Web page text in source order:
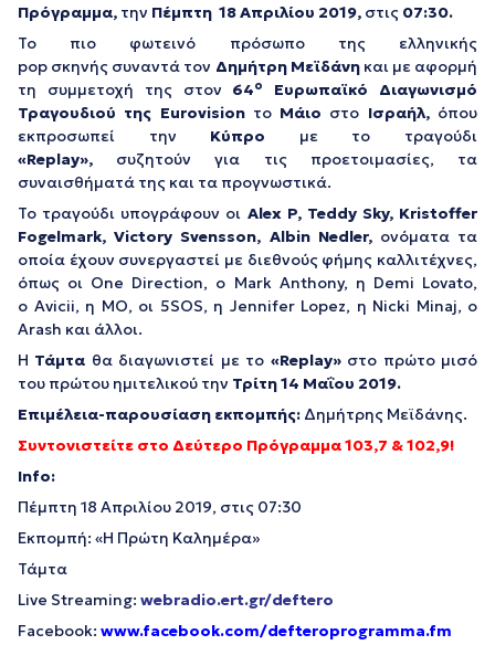
Πρόγραμμα, την Πέμπτη 18 Απριλίου 2019, στις 07:30.
Το πιο φωτεινό πρόσωπο της ελληνικής
pop σκηνής συναντά τον Δημήτρη Μεϊδάνηκαι με αφορμή
τη συμμετοχή της στον 64ο
Ευρωπαϊκό Διαγωνισμό
Τραγουδιού της Eurovisionτο Μάιο στο Ισραήλ,όπου
εκπροσωπεί την Κύπρο με το τραγούδι
«Replay», συζητούν για τις προετοιμασίες, τα
συναισθήματά της και τα προγνωστικά.
Το τραγούδι υπογράφουν οι Alex P, Teddy Sky, Kristoffer
Fogelmark, Victory Svensson, Albin Nedler,ονόματα τα
οποία έχουν συνεργαστεί με διεθνούς φήμης καλλιτέχνες,
όπως οι One Direction, ο Mark Anthony, η Demi Lovato,
ο Avicii, η ΜΟ, οι 5SOS, η Jennifer Lopez, η Nicki Minaj, ο
Arash και άλλοι.
Η Τάμτα θα διαγωνιστεί με το «Replay» στο πρώτο μισό
του πρώτου ημιτελικού την Τρίτη 14 Μαΐου 2019.
Επιμέλεια-παρουσίαση εκπομπής: Δημήτρης Μεϊδάνης.
Συντονιστείτε στο Δεύτερο Πρόγραμμα 103,7 & 102,9!
Info:
Πέμπτη 18 Απριλίου 2019, στις 07:30
Εκπομπή: «Η Πρώτη Καλημέρα»
Τάμτα
Live Streaming: webradio.ert.gr/deftero
Facebook: www.facebook.com/defteroprogramma.fm